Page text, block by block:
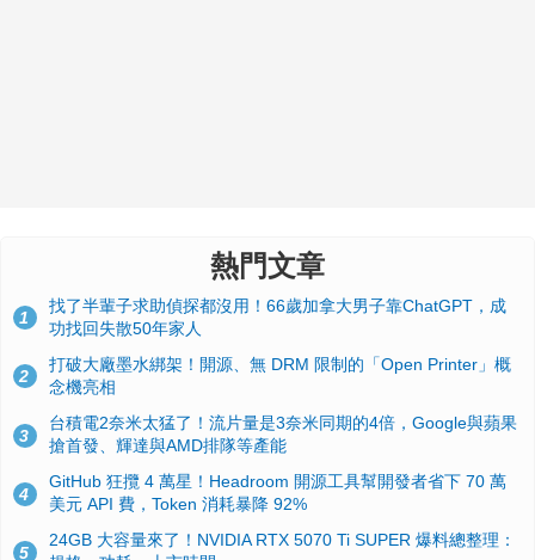
熱門文章
1
找了半輩子求助偵探都沒用！66歲加拿大男子靠ChatGPT，成
功找回失散50年家人
2
打破大廠墨水綁架！開源、無 DRM 限制的「Open Printer」概
念機亮相
3
台積電2奈米太猛了！流片量是3奈米同期的4倍，Google與蘋果
搶首發、輝達與AMD排隊等產能
4
GitHub 狂攬 4 萬星！Headroom 開源工具幫開發者省下 70 萬
美元 API 費，Token 消耗暴降 92%
5
24GB 大容量來了！NVIDIA RTX 5070 Ti SUPER 爆料總整理：